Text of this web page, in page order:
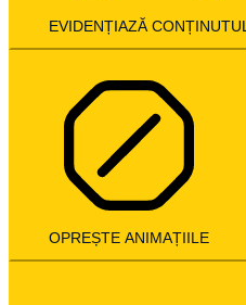
EVIDENȚIAZĂ CONȚINUTUL
OPREȘTE ANIMAȚIILE